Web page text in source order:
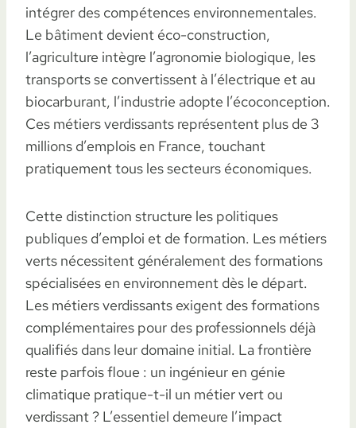
intégrer des compétences environnementales.
Le bâtiment devient éco-construction,
l’agriculture intègre l’agronomie biologique, les
transports se convertissent à l’électrique et au
biocarburant, l’industrie adopte l’écoconception.
Ces métiers verdissants représentent plus de 3
millions d’emplois en France, touchant
pratiquement tous les secteurs économiques.
Cette distinction structure les politiques
publiques d’emploi et de formation. Les métiers
verts nécessitent généralement des formations
spécialisées en environnement dès le départ.
Les métiers verdissants exigent des formations
complémentaires pour des professionnels déjà
qualifiés dans leur domaine initial. La frontière
reste parfois floue : un ingénieur en génie
climatique pratique-t-il un métier vert ou
verdissant ? L’essentiel demeure l’impact